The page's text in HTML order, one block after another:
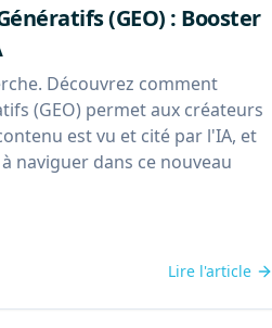
(GEO) : Booster
Découvrez comment
(GEO) permet aux créateurs
est vu et cité par l'IA, et
naviguer dans ce nouveau
Lire l'article